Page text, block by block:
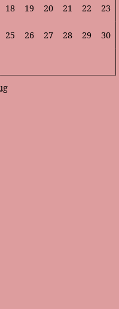
18 19 20 21 22 23
25 26 27 28 29 30